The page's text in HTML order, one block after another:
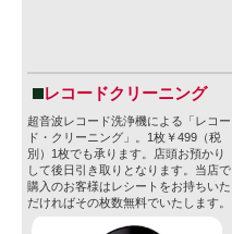
レコードクリーニング
超音波レコード洗浄機による「レコー
ド・クリーニング」。1枚￥499（税
別）1枚でも承ります。店頭お預かり
して後日引き取りとなります。当店で
購入のお客様はレシートをお持ちいた
だければその枚数無料でいたします。